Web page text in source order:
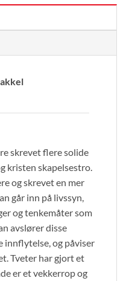
skrevet flere solide
kristen skapelsestro.
og skrevet en mer
går inn på livssyn,
og tenkemåter som
avslører disse
innflytelse, og påviser
Tveter har gjort et
er et vekkerrop og